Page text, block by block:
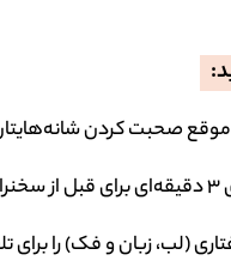
موقع صحبت کردن شانه‌هایتان
(لب، زبان و فک) را برای